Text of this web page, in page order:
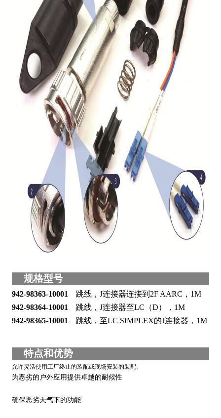
规格型号
942-98363-10001
跳线，J连接器连接到2F AARC，1M
942-98364-10001
跳线，J连接器至LC（D），1M
942-98365-10001
跳线，至LC SIMPLEX的J连接器，1M
特点和优势
允许灵活使用工厂终止的装配或现场安装的装配。
为恶劣的户外应用提供卓越的耐候性
确保恶劣天气下的功能